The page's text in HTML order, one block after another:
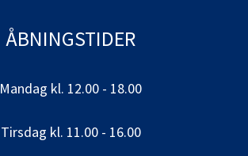
ÅBNINGSTIDER
Mandag kl. 12.00 - 18.00
Tirsdag kl. 11.00 - 16.00